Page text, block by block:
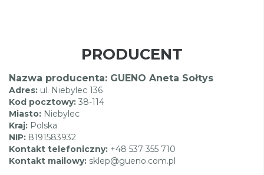
PRODUCENT
Nazwa producenta: GUENO Aneta Sołtys
Adres: ul. Niebylec 136
Kod pocztowy: 38-114
Miasto: Niebylec
Kraj: Polska
NIP: 8191583932
Kontakt telefoniczny: +48 537 355 710
Kontakt mailowy: sklep@gueno.com.pl